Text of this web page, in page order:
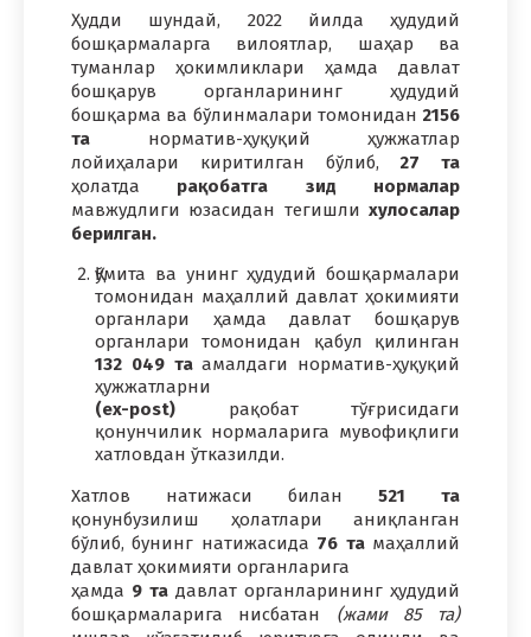
Ҳудди шундай, 2022 йилда ҳудудий
бошқармаларга вилоятлар, шаҳар ва
туманлар ҳокимликлари ҳамда давлат
бошқарув органларининг ҳудудий
бошқарма ва бўлинмалари томонидан 2156
та норматив-ҳуқуқий ҳужжатлар
лойиҳалари киритилган бўлиб, 27 та
ҳолатда рақобатга зид нормалар
мавжудлиги юзасидан тегишли хулосалар
берилган.
Қўмита ва унинг ҳудудий бошқармалари
томонидан маҳаллий давлат ҳокимияти
органлари ҳамда давлат бошқарув
органлари томонидан қабул қилинган
132 049 таамалдаги норматив-ҳуқуқий
ҳужжатларни
(ex-post) рақобат тўғрисидаги
қонунчилик нормаларига мувофиқлиги
хатловдан ўтказилди.
Хатлов натижаси билан 521 та
қонунбузилиш ҳолатлари аниқланган
бўлиб, бунинг натижасида 76 тамаҳаллий
давлат ҳокимияти органларига
ҳамда 9 та давлат органларининг ҳудудий
бошқармаларига нисбатан (жами 85 та)